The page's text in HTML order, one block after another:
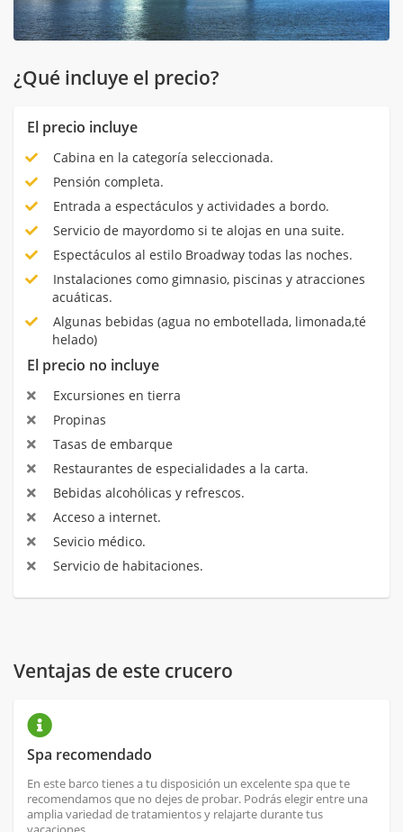
¿Qué incluye el precio?
El precio incluye
Cabina en la categoría seleccionada.
Pensión completa.
Entrada a espectáculos y actividades a bordo.
Servicio de mayordomo si te alojas en una suite.
Espectáculos al estilo Broadway todas las noches.
Instalaciones como gimnasio, piscinas y atracciones
acuáticas.
Algunas bebidas (agua no embotellada, limonada,té
helado)
El precio no incluye
Excursiones en tierra
Propinas
Tasas de embarque
Restaurantes de especialidades a la carta.
Bebidas alcohólicas y refrescos.
Acceso a internet.
Sevicio médico.
Servicio de habitaciones.
Ventajas de este crucero
Spa recomendado
En este barco tienes a tu disposición un excelente spa que te
recomendamos que no dejes de probar. Podrás elegir entre una
amplia variedad de tratamientos y relajarte durante tus